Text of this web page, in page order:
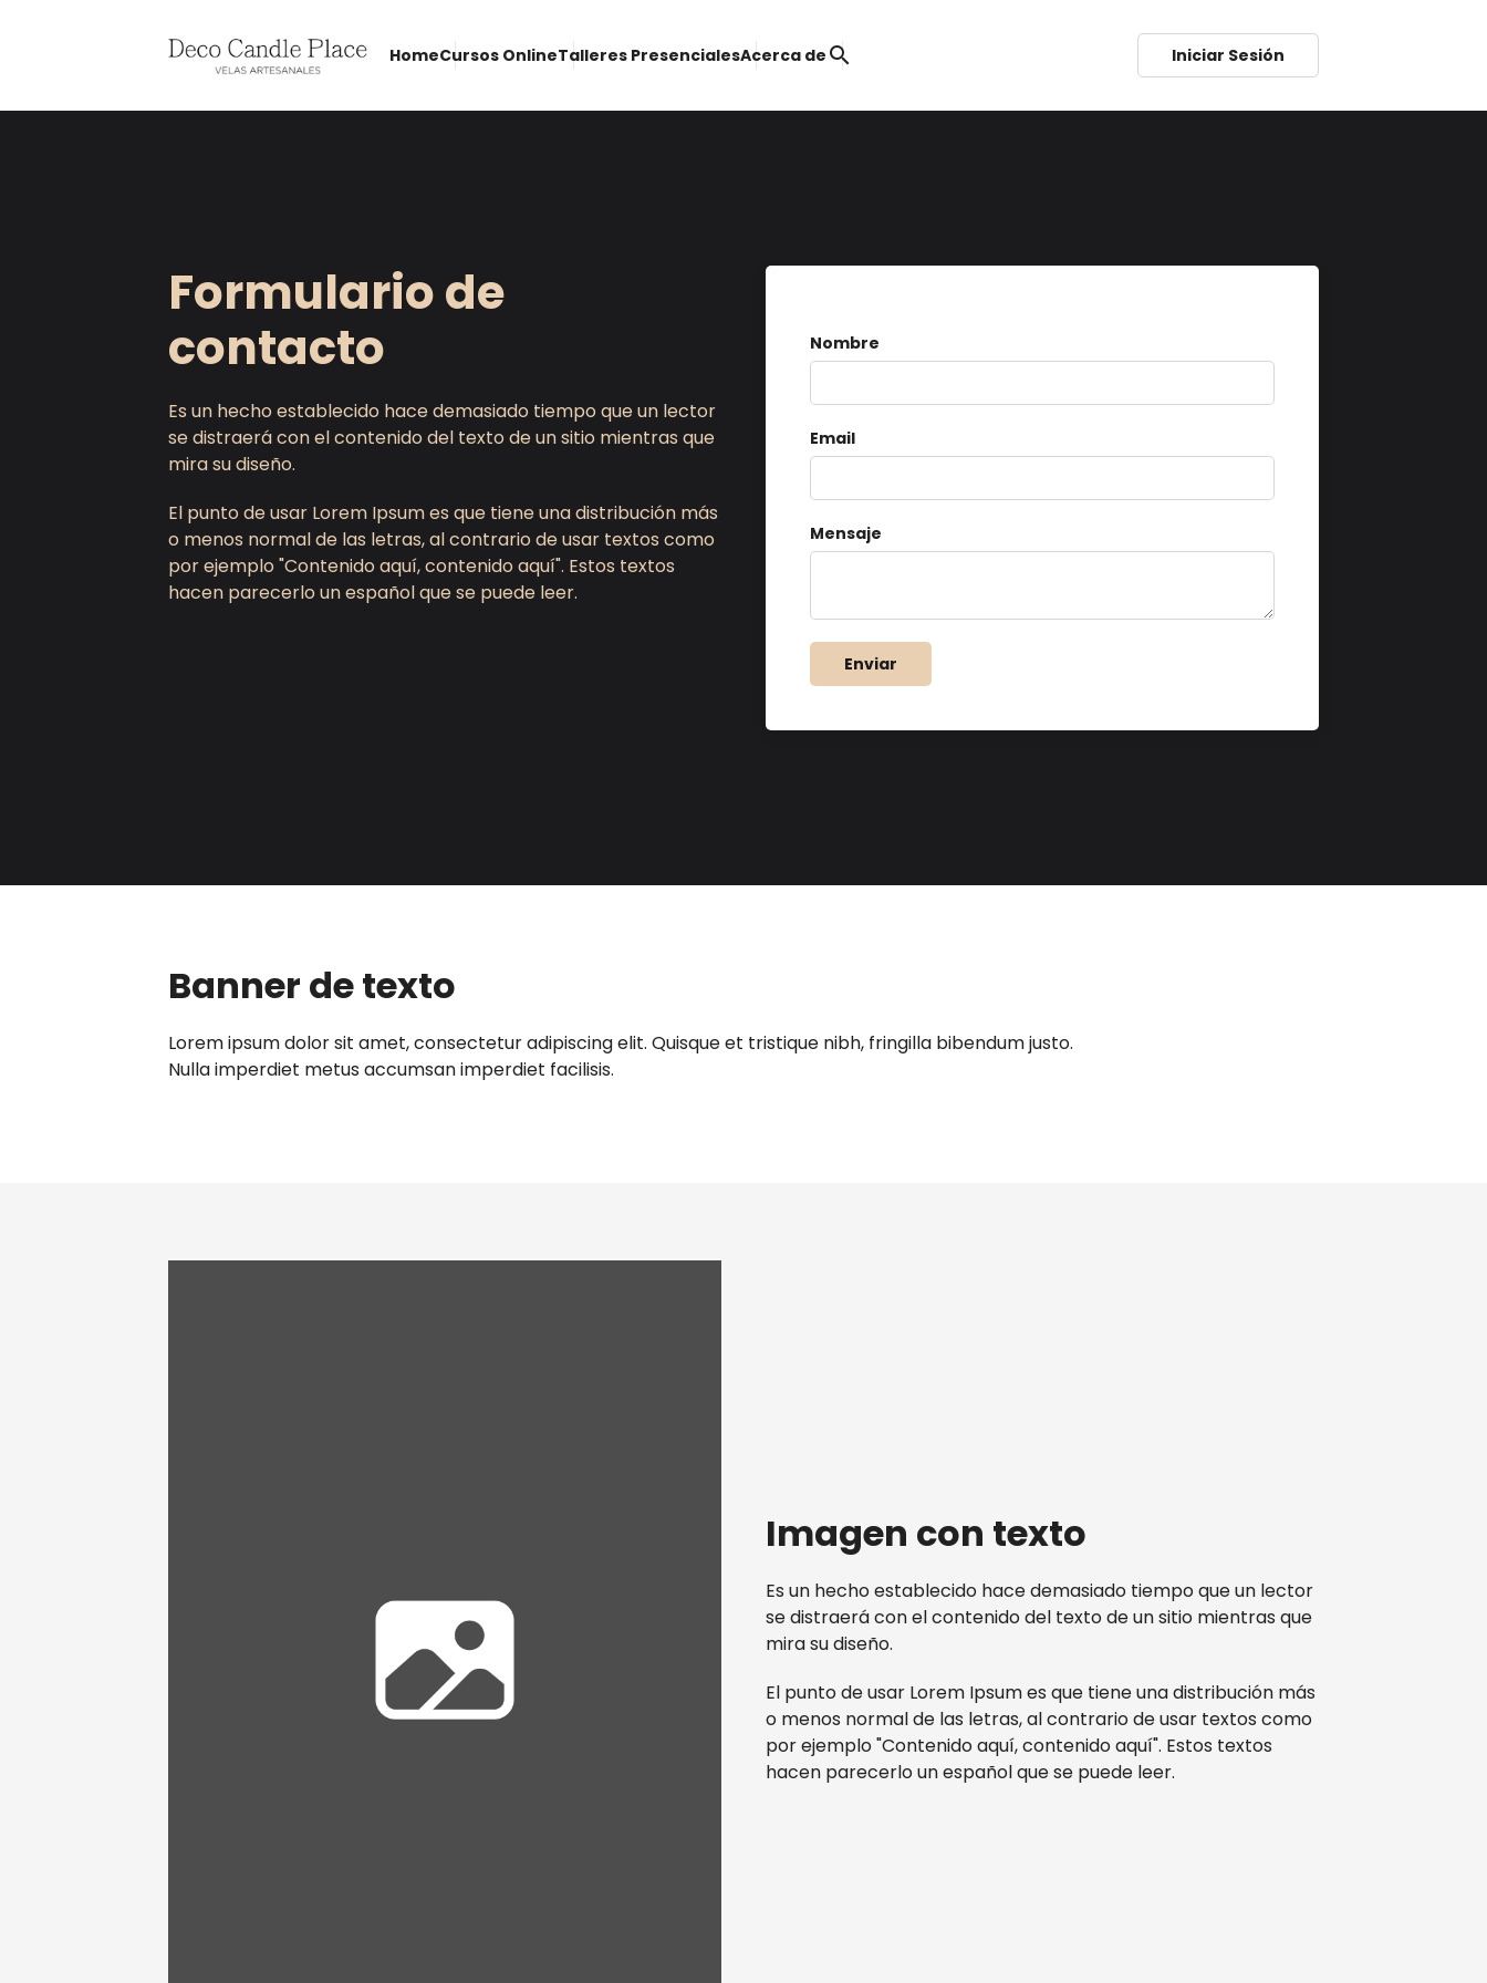
HomeCursos OnlineTalleres PresencialesAcerca de search Iniciar Sesión
Formulario de
contacto
Es un hecho establecido hace demasiado tiempo que un lector
se distraerá con el contenido del texto de un sitio mientras que
mira su diseño.
El punto de usar Lorem Ipsum es que tiene una distribución más
o menos normal de las letras, al contrario de usar textos como
por ejemplo "Contenido aquí, contenido aquí". Estos textos
hacen parecerlo un español que se puede leer.
Nombre
Email
Mensaje
Enviar
Banner de texto
Lorem ipsum dolor sit amet, consectetur adipiscing elit. Quisque et tristique nibh, fringilla bibendum justo.
Nulla imperdiet metus accumsan imperdiet facilisis.
Imagen con texto
Es un hecho establecido hace demasiado tiempo que un lector
se distraerá con el contenido del texto de un sitio mientras que
mira su diseño.
El punto de usar Lorem Ipsum es que tiene una distribución más
o menos normal de las letras, al contrario de usar textos como
por ejemplo "Contenido aquí, contenido aquí". Estos textos
hacen parecerlo un español que se puede leer.